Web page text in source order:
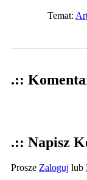
Temat:
.::
.:: Napisz
Prosze Zaloguj lub